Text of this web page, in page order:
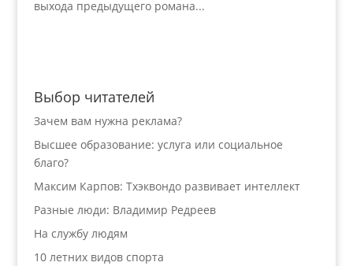
выхода предыдущего романа...
Выбор читателей
Зачем вам нужна реклама?
Высшее образование: услуга или социальное
благо?
Максим Карпов: Тхэквондо развивает интеллект
Разные люди: Владимир Редреев
На службу людям
10 летних видов спорта